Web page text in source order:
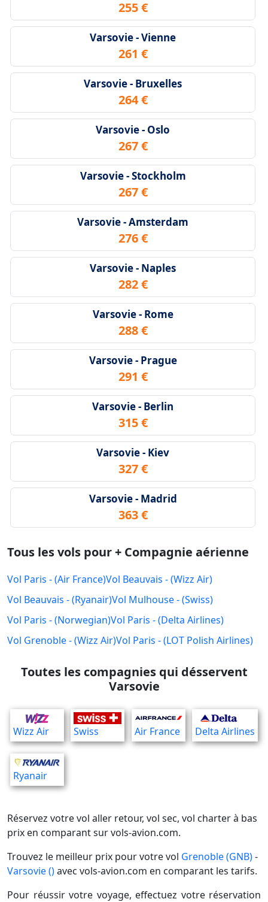
255 €
Varsovie - Vienne
261 €
Varsovie - Bruxelles
264 €
Varsovie - Oslo
267 €
Varsovie - Stockholm
267 €
Varsovie - Amsterdam
276 €
Varsovie - Naples
282 €
Varsovie - Rome
288 €
Varsovie - Prague
291 €
Varsovie - Berlin
315 €
Varsovie - Kiev
327 €
Varsovie - Madrid
363 €
Tous les vols pour + Compagnie aérienne
Vol Paris - (Air France)Vol Beauvais - (Wizz Air)
Vol Beauvais - (Ryanair)Vol Mulhouse - (Swiss)
Vol Paris - (Norwegian)Vol Paris - (Delta Airlines)
Vol Grenoble - (Wizz Air)Vol Paris - (LOT Polish Airlines)
Toutes les compagnies qui désservent
Varsovie
Wizz Air Swiss Air France Delta Airlines
Ryanair
Réservez votre vol aller retour, vol sec, vol charter à bas
prix en comparant sur vols-avion.com.
Trouvez le meilleur prix pour votre vol Grenoble (GNB)-
Varsovie ()avec vols-avion.com en comparant les tarifs.
Pour réussir votre voyage, effectuez votre réservation